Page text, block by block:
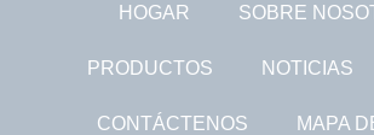
HOGAR SOBRE
PRODUCTOS NOTICIAS
CONTÁCTENOS MAPA